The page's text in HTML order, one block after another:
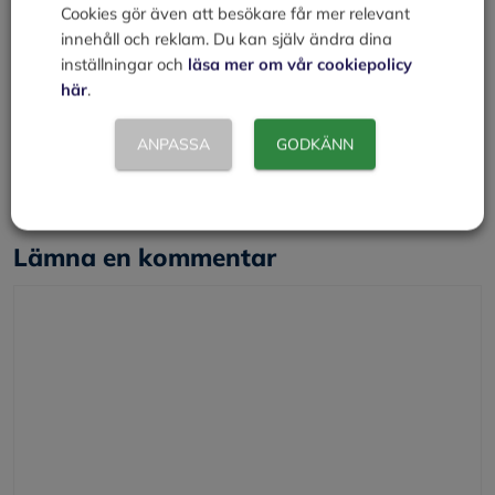
Läs mer om:
Vad händer vid (och innan) en konkurs
Konkursförfarandet
Personlig konkurs
Kategorier
Att kunna
Presentreklam
Lämna en kommentar
Cookies gör även att besökare får mer relevant
innehåll och reklam. Du kan själv ändra dina
inställningar och läsa mer om vår cookiepolicy
här.
ANPASSA GODKÄNN